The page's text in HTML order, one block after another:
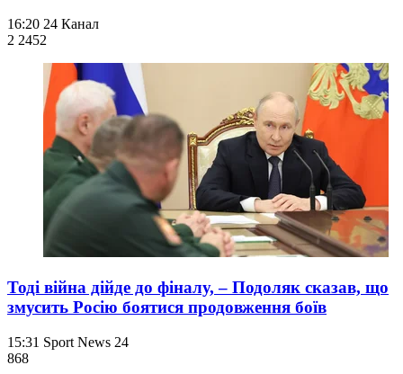
16:20 24 Канал
2 2452
Тоді війна дійде до фіналу, – Подоляк сказав, що
змусить Росію боятися продовження боїв
15:31 Sport News 24
868